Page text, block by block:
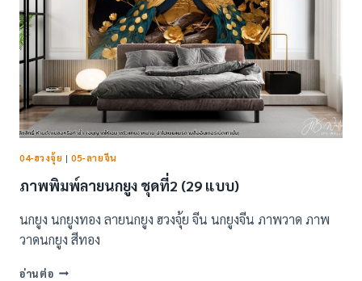
04-ฮวงจุ้ย |05-ลายจีน
ภาพพิมพ์ลายนกยูง ชุดที่2 (29 แบบ)
นกยูง นกยูงทอง ลายนกยูง ฮวงจุ้ย จีน นกยูงจีน ภาพวาด ภาพ
วาดนกยูง สีทอง
อ่านต่อภาพ